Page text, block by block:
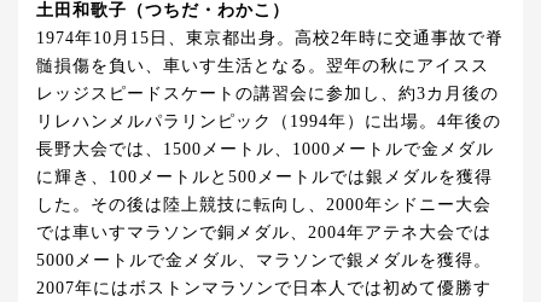
土田和歌子（つちだ・わかこ）
1974年10月15日、東京都出身。高校2年時に交通事故で脊
髄損傷を負い、車いす生活となる。翌年の秋にアイスス
レッジスピードスケートの講習会に参加し、約3カ月後の
リレハンメルパラリンピック（1994年）に出場。4年後の
長野大会では、1500メートル、1000メートルで金メダル
に輝き、100メートルと500メートルでは銀メダルを獲得
した。その後は陸上競技に転向し、2000年シドニー大会
では車いすマラソンで銅メダル、2004年アテネ大会では
5000メートルで金メダル、マラソンで銀メダルを獲得。
2007年にはボストンマラソンで日本人では初めて優勝す